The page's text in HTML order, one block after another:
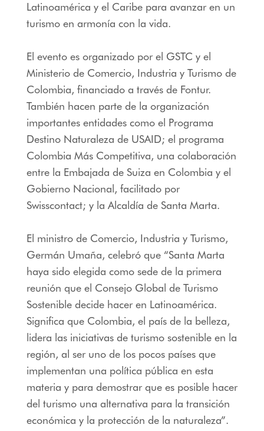
Latinoamérica y el Caribe para avanzar en un
turismo en armonía con la vida.
El evento es organizado por el GSTC y el
Ministerio de Comercio, Industria y Turismo de
Colombia, financiado a través de Fontur.
También hacen parte de la organización
importantes entidades como el Programa
Destino Naturaleza de USAID; el programa
Colombia Más Competitiva, una colaboración
entre la Embajada de Suiza en Colombia y el
Gobierno Nacional, facilitado por
Swisscontact; y la Alcaldía de Santa Marta.
El ministro de Comercio, Industria y Turismo,
Germán Umaña, celebró que “Santa Marta
haya sido elegida como sede de la primera
reunión que el Consejo Global de Turismo
Sostenible decide hacer en Latinoamérica.
Significa que Colombia, el país de la belleza,
lidera las iniciativas de turismo sostenible en la
región, al ser uno de los pocos países que
implementan una política pública en esta
materia y para demostrar que es posible hacer
del turismo una alternativa para la transición
económica y la protección de la naturaleza”.